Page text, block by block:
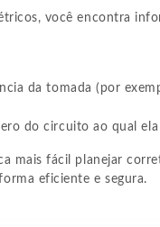
você encontra
da tomada (por
do circuito ao qual
mais fácil planejar
eficiente e segura.